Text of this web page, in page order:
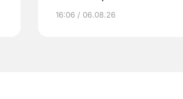
16:06 / 06.08.26